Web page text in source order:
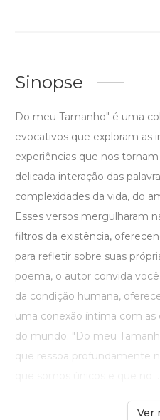
Sinopse
Do meu Tamanho" é uma
evocativos que exploram as
experiências que nos
delicada interação das
complexidades da vida, do
Esses versos mergulharam
filtros da existência,
para refletir sobre suas
poema, o autor convida
da condição humana,
uma conexão íntima com as
do mundo. "Do meu
que ressoa profundamente
Ver